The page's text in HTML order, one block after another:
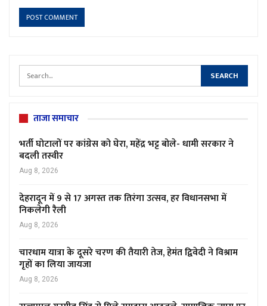
ताजा समाचार
भर्ती घोटालों पर कांग्रेस को घेरा, महेंद्र भट्ट बोले- धामी सरकार ने
बदली तस्वीर
Aug 8, 2026
देहरादून में 9 से 17 अगस्त तक तिरंगा उत्सव, हर विधानसभा में
निकलेगी रैली
Aug 8, 2026
चारधाम यात्रा के दूसरे चरण की तैयारी तेज, हेमंत द्विवेदी ने विश्राम
गृहों का लिया जायजा
Aug 8, 2026